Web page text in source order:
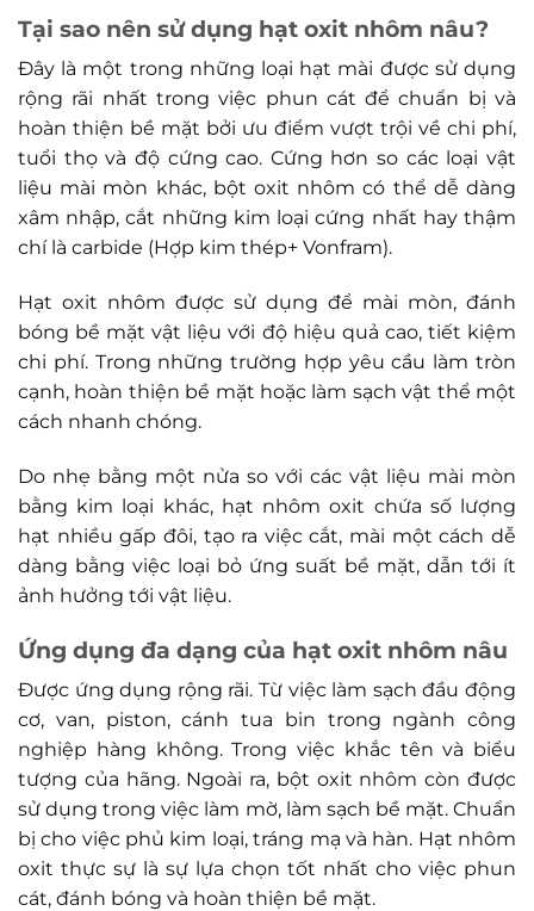
Tại sao nên sử dụng hạt oxit nhôm nâu?
Đây là một trong những loại hạt mài được sử dụng
rộng rãi nhất trong việc phun cát để chuẩn bị và
hoàn thiện bề mặt bởi ưu điểm vượt trội về chi phí,
tuổi thọ và độ cứng cao. Cứng hơn so các loại vật
liệu mài mòn khác, bột oxit nhôm có thể dễ dàng
xâm nhập, cắt những kim loại cứng nhất hay thậm
chí là carbide (Hợp kim thép+ Vonfram).
Hạt oxit nhôm được sử dụng để mài mòn, đánh
bóng bề mặt vật liệu với độ hiệu quả cao, tiết kiệm
chi phí. Trong những trường hợp yêu cầu làm tròn
cạnh, hoàn thiện bề mặt hoặc làm sạch vật thể một
cách nhanh chóng.
Do nhẹ bằng một nửa so với các vật liệu mài mòn
bằng kim loại khác, hạt nhôm oxit chứa số lượng
hạt nhiều gấp đôi, tạo ra việc cắt, mài một cách dễ
dàng bằng việc loại bỏ ứng suất bề mặt, dẫn tới ít
ảnh hưởng tới vật liệu.
Ứng dụng đa dạng của hạt oxit nhôm nâu
Được ứng dụng rộng rãi. Từ việc làm sạch đầu động
cơ, van, piston, cánh tua bin trong ngành công
nghiệp hàng không. Trong việc khắc tên và biểu
tượng của hãng. Ngoài ra, bột oxit nhôm còn được
sử dụng trong việc làm mờ, làm sạch bề mặt. Chuẩn
bị cho việc phủ kim loại, tráng mạ và hàn. Hạt nhôm
oxit thực sự là sự lựa chọn tốt nhất cho việc phun
cát, đánh bóng và hoàn thiện bề mặt.